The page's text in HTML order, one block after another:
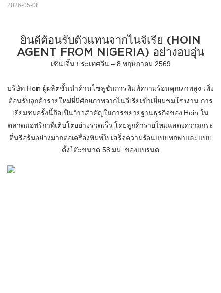
2026-05-08
ยินดีต้อนรับตัวแทนจากไนจีเรีย (HOIN
AGENT FROM NIGERIA) อย่างอบอุ่น
เซินเจิ้น ประเทศจีน – 8 พฤษภาคม 2569
บริษัท Hoin ผู้ผลิตชั้นนำด้านโซลูชันการพิมพ์ความร้อนคุณภาพสูง เพิ่ง
ต้อนรับลูกค้ารายใหม่ที่มีศักยภาพจากไนจีเรียเข้าเยี่ยมชมโรงงาน การ
เยี่ยมชมครั้งนี้ถือเป็นก้าวสำคัญในการขยายฐานธุรกิจของ Hoin ใน
ตลาดแอฟริกาที่เติบโตอย่างรวดเร็ว โดยลูกค้ารายใหม่แสดงความกระ
ตื่นรือร้นอย่างมากต่อเครื่องพิมพ์ใบเสร็จความร้อนแบบพกพาและแบบ
ตั้งโต๊ะขนาด 58 มม. ของแบรนด์